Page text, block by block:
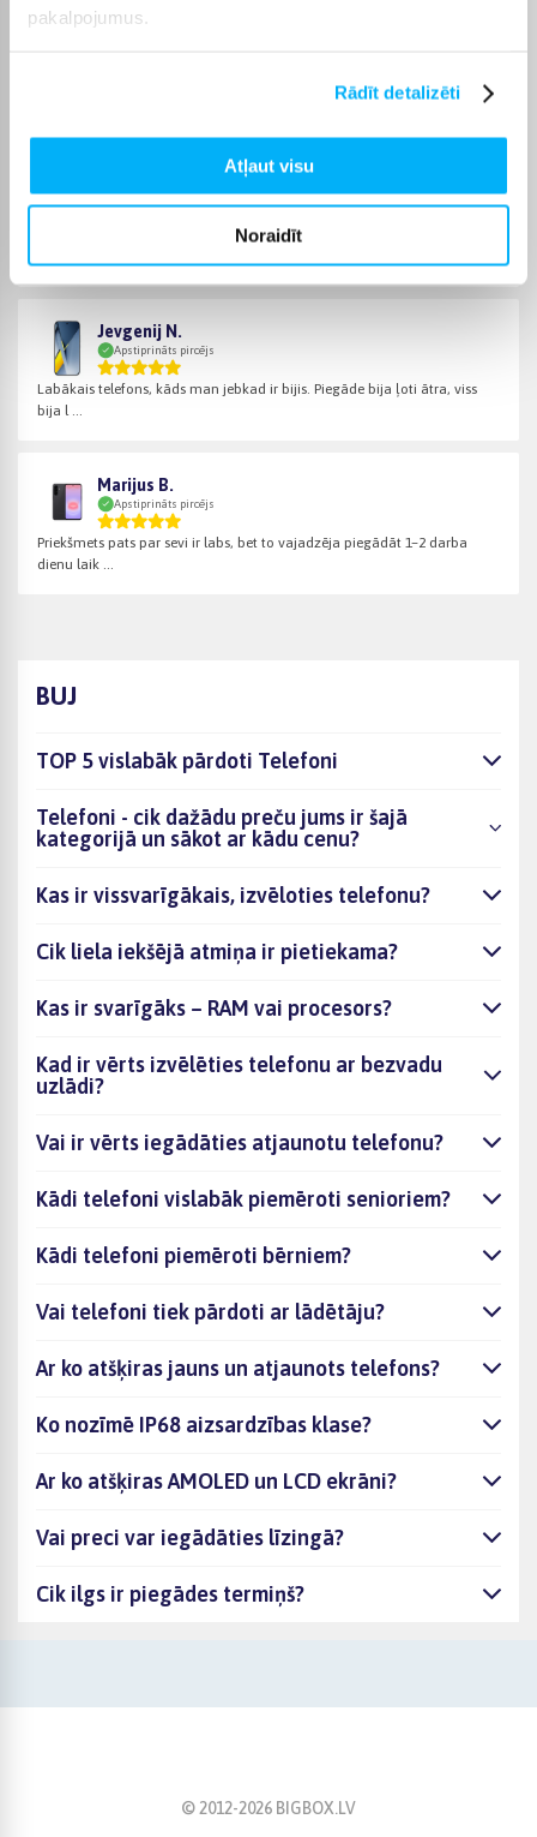
pakalpojumus.
Rādīt detalizēti
Atļaut visu
Noraidīt
Ļoti laba kvalitāte, Android versija ir lieliska, domāju, ka tas joprojām ir
Arnas K.
Jevgenij N.
Apstiprināts pircējs
Labākais telefons, kāds man jebkad ir bijis. Piegāde bija ļoti ātra, viss
bija l ...
Marijus B.
Apstiprināts pircējs
Priekšmets pats par sevi ir labs, bet to vajadzēja piegādāt 1–2 darba
dienu laik ...
BUJ
TOP 5 vislabāk pārdoti Telefoni
Telefoni - cik dažādu preču jums ir šajā
kategorijā un sākot ar kādu cenu?
Kas ir vissvarīgākais, izvēloties telefonu?
Cik liela iekšējā atmiņa ir pietiekama?
Kas ir svarīgāks – RAM vai procesors?
Kad ir vērts izvēlēties telefonu ar bezvadu
uzlādi?
Vai ir vērts iegādāties atjaunotu telefonu?
Kādi telefoni vislabāk piemēroti senioriem?
Kādi telefoni piemēroti bērniem?
Vai telefoni tiek pārdoti ar lādētāju?
Ar ko atšķiras jauns un atjaunots telefons?
Ko nozīmē IP68 aizsardzības klase?
Ar ko atšķiras AMOLED un LCD ekrāni?
Vai preci var iegādāties līzingā?
Cik ilgs ir piegādes termiņš?
© 2012-2026 BIGBOX.LV